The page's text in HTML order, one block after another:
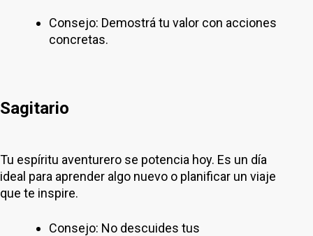
Consejo: Demostrá tu valor con acciones
concretas.
Sagitario
Tu espíritu aventurero se potencia hoy. Es un día
ideal para aprender algo nuevo o planificar un viaje
que te inspire.
Consejo: No descuides tus